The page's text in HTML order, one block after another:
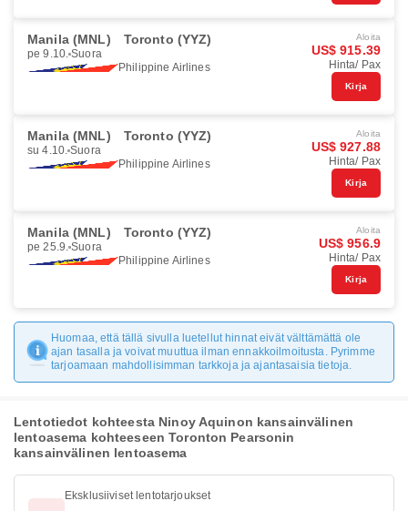
Manila (MNL) Toronto (YYZ)
pe 9.10. Suora
Philippine Airlines
Aloita
US$ 915.39
Hinta/ Pax
Kirja
Manila (MNL) Toronto (YYZ)
su 4.10. Suora
Philippine Airlines
Aloita
US$ 927.88
Hinta/ Pax
Kirja
Manila (MNL) Toronto (YYZ)
pe 25.9. Suora
Philippine Airlines
Aloita
US$ 956.9
Hinta/ Pax
Kirja
Huomaa, että tällä sivulla luetellut hinnat eivät välttämättä ole
ajan tasalla ja voivat muuttua ilman ennakkoilmoitusta. Pyrimme
tarjoamaan mahdollisimman tarkkoja ja ajantasaisia tietoja.
Lentotiedot kohteesta Ninoy Aquinon kansainvälinen
lentoasema kohteeseen Toronton Pearsonin
kansainvälinen lentoasema
Eksklusiiviset lentotarjoukset